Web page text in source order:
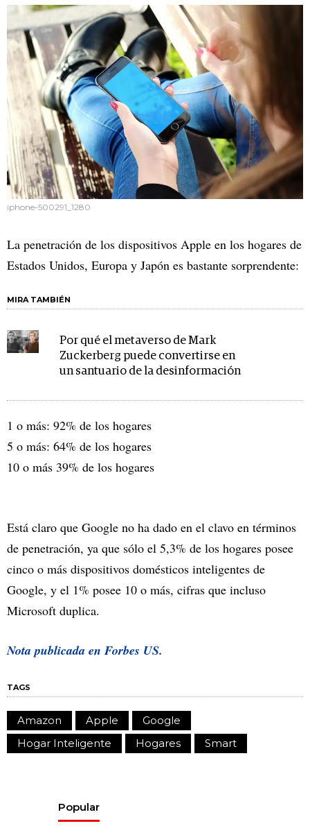
iphone-500291_1280
La penetración de los dispositivos Apple en los hogares de
Estados Unidos, Europa y Japón es bastante sorprendente:
MIRA TAMBIÉN
Por qué el metaverso de Mark
Zuckerberg puede convertirse en
un santuario de la desinformación
1 o más: 92% de los hogares
5 o más: 64% de los hogares
10 o más 39% de los hogares
Está claro que Google no ha dado en el clavo en términos
de penetración, ya que sólo el 5,3% de los hogares posee
cinco o más dispositivos domésticos inteligentes de
Google, y el 1% posee 10 o más, cifras que incluso
Microsoft duplica.
Nota publicada en Forbes US.
TAGS
Amazon Apple
Google
Hogar Inteligente
Hogares Smart
Popular